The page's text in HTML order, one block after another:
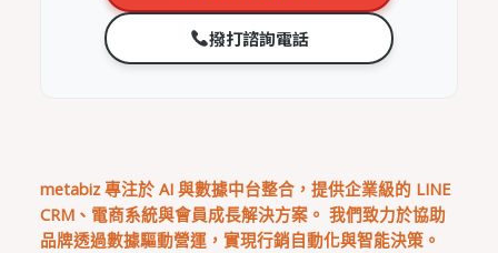
撥打諮詢電話
metabiz 專注於 AI 與數據中台整合，提供企業級的 LINE
CRM、電商系統與會員成長解決方案。 我們致力於協助
品牌透過數據驅動營運，實現行銷自動化與智能決策。